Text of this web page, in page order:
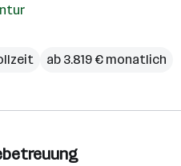
ab 3.819 € monatlich